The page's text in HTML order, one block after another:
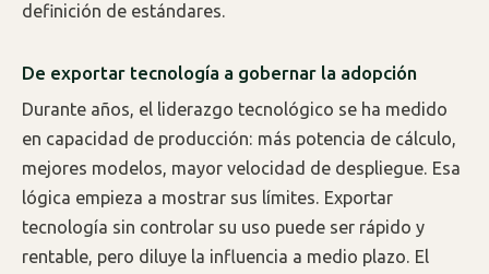
definición de estándares.
De exportar tecnología a gobernar la adopción
Durante años, el liderazgo tecnológico se ha medido
en capacidad de producción: más potencia de cálculo,
mejores modelos, mayor velocidad de despliegue. Esa
lógica empieza a mostrar sus límites. Exportar
tecnología sin controlar su uso puede ser rápido y
rentable, pero diluye la influencia a medio plazo. El